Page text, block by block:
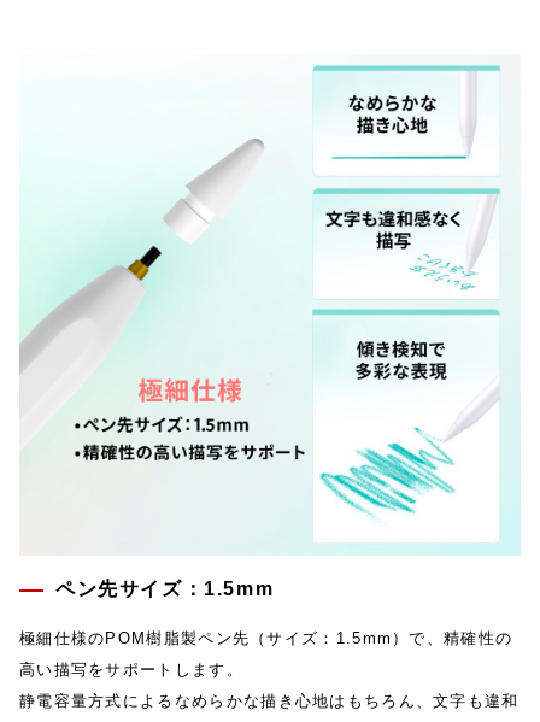
ペン先サイズ：1.5mm
極細仕様のPOM樹脂製ペン先（サイズ：1.5mm）で、精確性の
高い描写をサポートします。
静電容量方式によるなめらかな描き心地はもちろん、文字も違和